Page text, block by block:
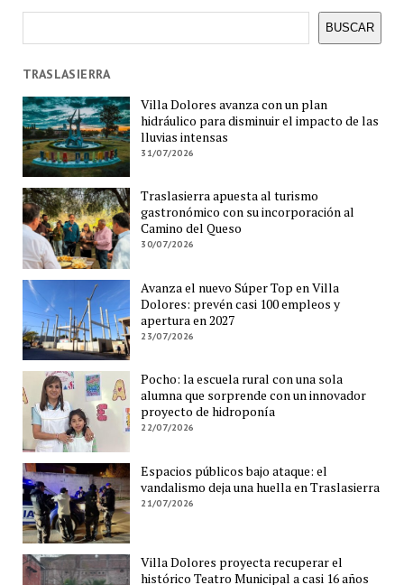
BUSCAR
TRASLASIERRA
Villa Dolores avanza con un plan
hidráulico para disminuir el impacto de las
lluvias intensas
31/07/2026
Traslasierra apuesta al turismo
gastronómico con su incorporación al
Camino del Queso
30/07/2026
Avanza el nuevo Súper Top en Villa
Dolores: prevén casi 100 empleos y
apertura en 2027
23/07/2026
Pocho: la escuela rural con una sola
alumna que sorprende con un innovador
proyecto de hidroponía
22/07/2026
Espacios públicos bajo ataque: el
vandalismo deja una huella en Traslasierra
21/07/2026
Villa Dolores proyecta recuperar el
histórico Teatro Municipal a casi 16 años